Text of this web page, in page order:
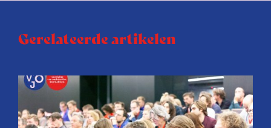
Gerelateerde artikelen